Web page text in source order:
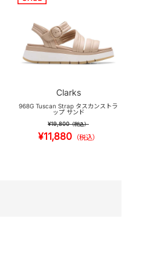
Clarks
968G Tuscan Strap タスカンストラ
ップ サンド
¥19,800（税込）
¥11,880 （税込）